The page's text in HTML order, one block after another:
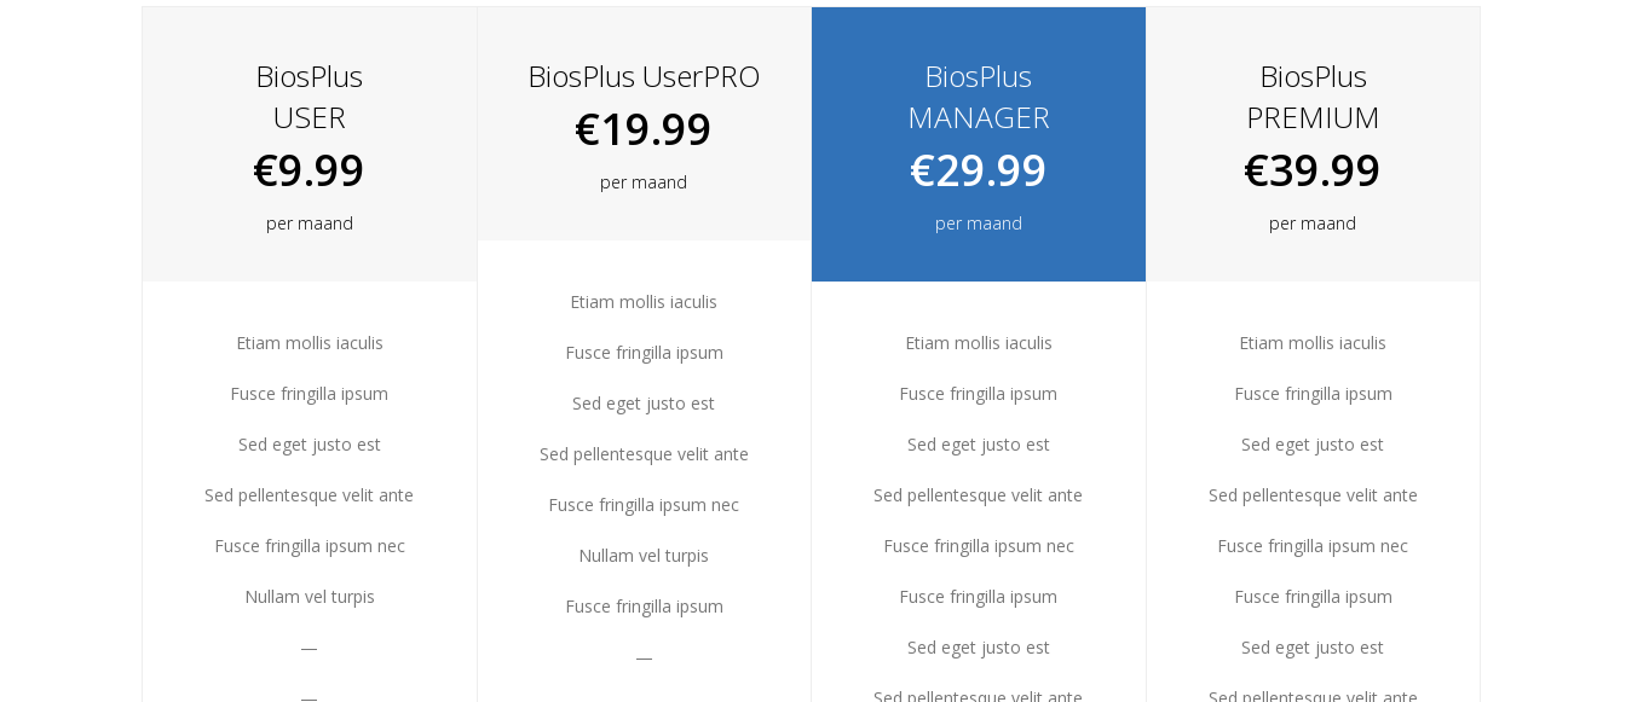
BiosPlus
USER
€9.99
per maand
Etiam mollis iaculis
Fusce fringilla ipsum
Sed eget justo est
Sed pellentesque velit ante
Fusce fringilla ipsum nec
Nullam vel turpis
—
BiosPlus UserPRO
€19.99
per maand
Etiam mollis iaculis
Fusce fringilla ipsum
Sed eget justo est
Sed pellentesque velit ante
Fusce fringilla ipsum nec
Nullam vel turpis
Fusce fringilla ipsum
—
BiosPlus
MANAGER
€29.99
per maand
Etiam mollis iaculis
Fusce fringilla ipsum
Sed eget justo est
Sed pellentesque velit ante
Fusce fringilla ipsum nec
Fusce fringilla ipsum
Sed eget justo est
BiosPlus
PREMIUM
€39.99
per maand
Etiam mollis iaculis
Fusce fringilla ipsum
Sed eget justo est
Sed pellentesque velit ante
Fusce fringilla ipsum nec
Fusce fringilla ipsum
Sed eget justo est